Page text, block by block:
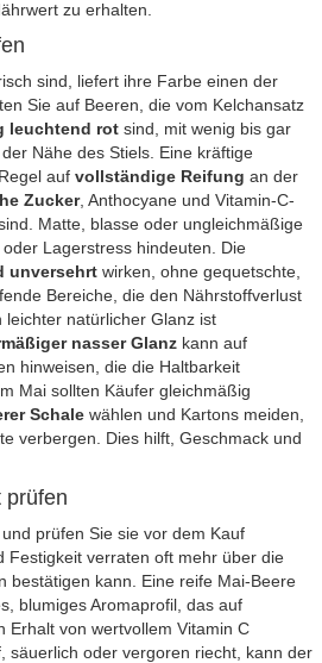
zu erhalten.
sind, liefert ihre Farbe einen der
Sie auf Beeren, die vom Kelchansatz
leuchtend rot sind, mit wenig bis gar
Nähe des Stiels. Eine kräftige
auf vollständige Reifung an der
Zucker, Anthocyane und Vitamin-C-
Matte, blasse oder ungleichmäßige
Lagerstress hindeuten. Die
unversehrt wirken, ohne gequetschte,
Bereiche, die den Nährstoffverlust
leichter natürlicher Glanz ist
nasser Glanz kann auf
hinweisen, die die Haltbarkeit
Mai sollten Käufer gleichmäßig
Schale wählen und Kartons meiden,
verbergen. Dies hilft, Geschmack und
prüfen
prüfen Sie sie vor dem Kauf
Festigkeit verraten oft mehr über die
bestätigen kann. Eine reife Mai-Beere
blumiges Aromaprofil, das auf
Erhalt von wertvollem Vitamin C
säuerlich oder vergoren riecht, kann der